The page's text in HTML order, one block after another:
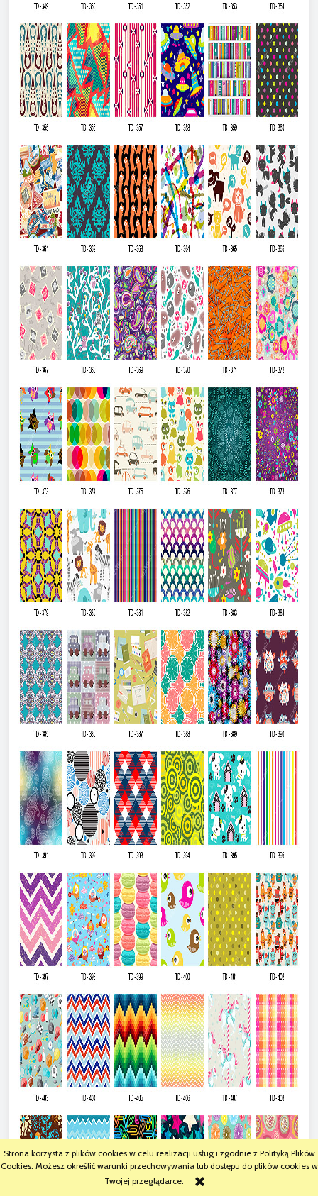
Strona korzysta z plików cookies w celu realizacji usług i zgodnie z Polityką Plików
Cookies. Możesz określić warunki przechowywania lub dostępu do plików cookies w
Twojej przeglądarce.